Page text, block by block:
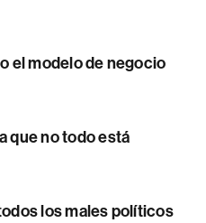
el modelo de negocio
que no todo está
los males políticos